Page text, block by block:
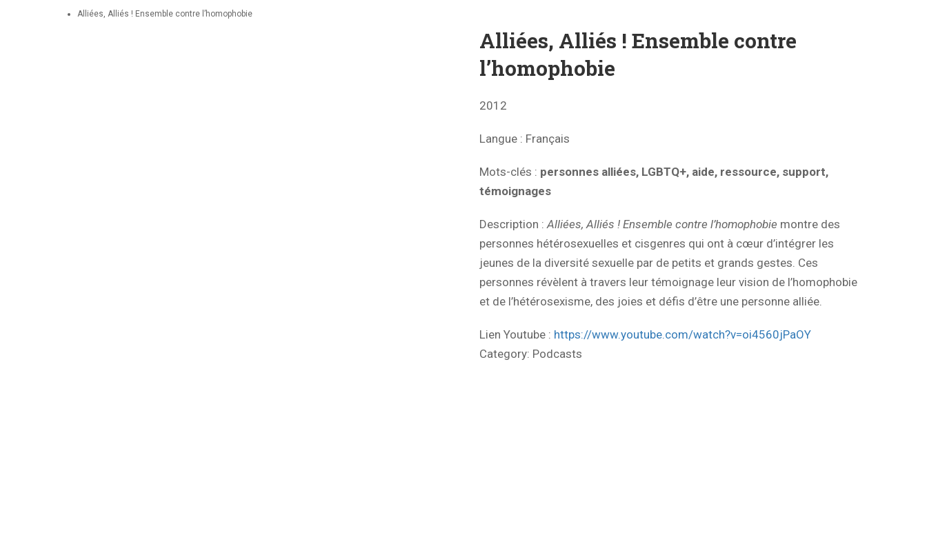
Alliées, Alliés ! Ensemble contre l’homophobie
Alliées, Alliés ! Ensemble contre
l’homophobie
2012
Langue : Français
Mots-clés : personnes alliées, LGBTQ+, aide, ressource, support,
témoignages
Description : Alliées, Alliés ! Ensemble contre l’homophobie montre des
personnes hétérosexuelles et cisgenres qui ont à cœur d’intégrer les
jeunes de la diversité sexuelle par de petits et grands gestes. Ces
personnes révèlent à travers leur témoignage leur vision de l’homophobie
et de l’hétérosexisme, des joies et défis d’être une personne alliée.
Lien Youtube : https://www.youtube.com/watch?v=oi4560jPaOY
Category: Podcasts